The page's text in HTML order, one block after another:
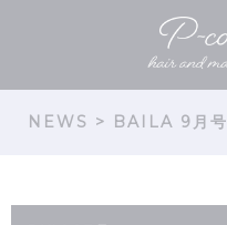
NEWS > BAILA 9月号